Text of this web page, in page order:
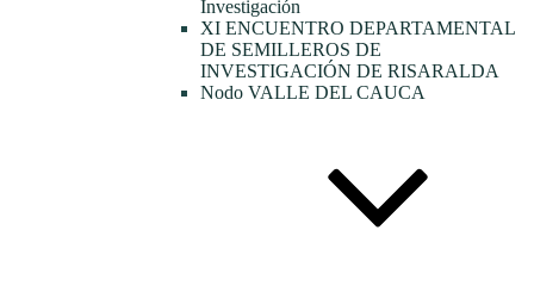
Investigación
XI ENCUENTRO DEPARTAMENTAL
DE SEMILLEROS DE
INVESTIGACIÓN DE RISARALDA
Nodo VALLE DEL CAUCA